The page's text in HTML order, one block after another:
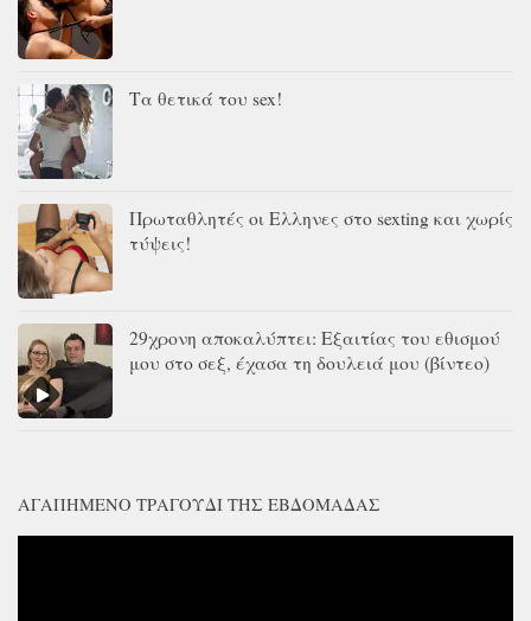
Τα θετικά του sex!
Πρωταθλητές οι Ελληνες στο sexting και χωρίς
τύψεις!
29χρονη αποκαλύπτει: Εξαιτίας του εθισμού
μου στο σεξ, έχασα τη δουλειά μου (βίντεο)
ΑΓΑΠΗΜΈΝΟ ΤΡΑΓΟΎΔΙ ΤΗΣ ΕΒΔΟΜΆΔΑΣ